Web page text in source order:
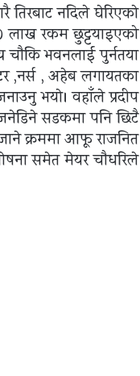
तिरबाट नदिले घेरिएकाे
लाख रकम छुट्टयाइएको
चाैकि भवनलाई पुर्नतया
,नर्स , अहेब लगायतका
भयाे। वहाँले प्रदीप
सडकमा पनि छिटै
क्रममा आफू राजनित
समेत मेयर चाैधरिले